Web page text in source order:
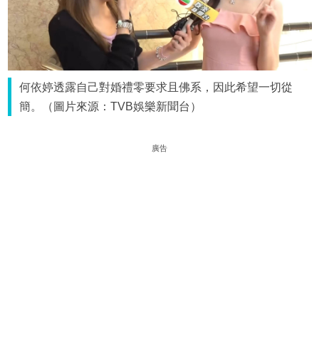
何依婷透露自己對婚禮零要求且佛系，因此希望一切從
簡。（圖片來源：TVB娛樂新聞台）
廣告